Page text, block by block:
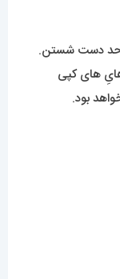
دست شستن.
های کپی
بود.